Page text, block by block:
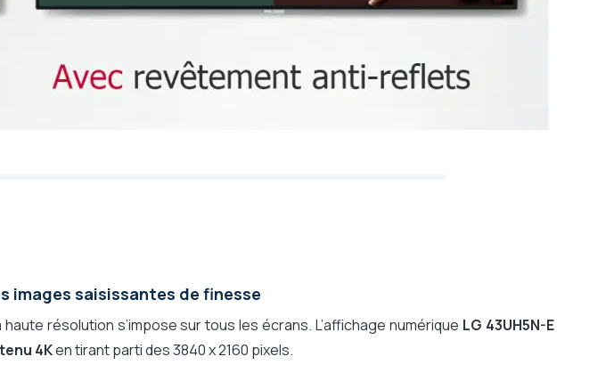
images saisissantes de finesse
résolution s’impose sur tous les écrans. L’affichage numérique LG 43UH5N-E
4Ken tirant parti des 3840 x 2160 pixels.